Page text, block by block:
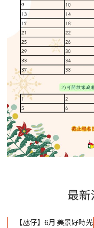
最
【氹仔】6月 美景好時光